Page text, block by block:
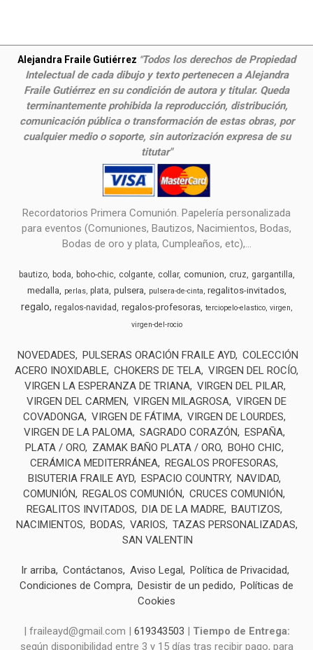
Alejandra Fraile Gutiérrez "Todos los derechos de Propiedad
Intelectual de cada dibujo y texto pertenecen a Alejandra
Fraile Gutiérrez en su condición de autora y titular. Queda
terminantemente prohibida la reproducción, distribución,
comunicación pública o transformación de estas obras, por
cualquier medio o soporte, sin autorización expresa de su
titutar"
Recordatorios Primera Comunión. Papelería personalizada
para eventos (Comuniones, Bautizos, Nacimientos, Bodas,
Bodas de oro y plata, Cumpleaños, etc),...
bautizo boda boho-chic colgante collar comunion cruz gargantilla
medalla perlas plata pulsera pulsera-de-cinta regalitos-invitados
regalo regalos-navidad regalos-profesoras terciopelo-elastico virgen
virgen-del-rocio
NOVEDADES PULSERAS ORACIÓN FRAILE AYD COLECCIÓN
ACERO INOXIDABLE CHOKERS DE TELA VIRGEN DEL ROCÍO
VIRGEN LA ESPERANZA DE TRIANA VIRGEN DEL PILAR
VIRGEN DEL CARMEN
VIRGEN MILAGROSA VIRGEN DE
COVADONGA VIRGEN DE FÁTIMA VIRGEN DE LOURDES
VIRGEN DE LA PALOMA SAGRADO CORAZÓN
ESPAÑA
PLATA / ORO
ZAMAK BAÑO PLATA / ORO BOHO CHIC
CERÁMICA MEDITERRÁNEA REGALOS PROFESORAS
BISUTERIA FRAILE AYD ESPACIO COUNTRY NAVIDAD
COMUNIÓN
REGALOS COMUNIÓN
CRUCES COMUNIÓN
REGALITOS INVITADOS
DIA DE LA MADRE BAUTIZOS
NACIMIENTOS
BODAS VARIOS
TAZAS PERSONALIZADAS
SAN VALENTIN
Ir arriba Contáctanos Aviso Legal
Política de Privacidad
Condiciones de Compra Desistir de un pedido
Políticas de
Cookies
| fraileayd@gmail.com | 619343503 | Tiempo de Entrega:
según disponibilidad entre 3 y 15 días tras recibir pago, para